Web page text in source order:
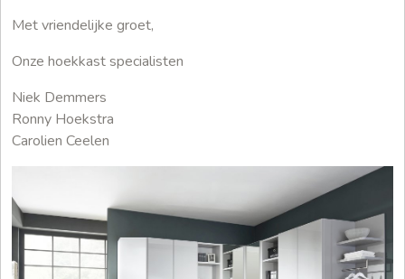
Met vriendelijke groet,
Onze hoekkast specialisten
Niek Demmers
Ronny Hoekstra
Carolien Ceelen